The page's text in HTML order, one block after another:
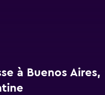
à Buenos Aires,